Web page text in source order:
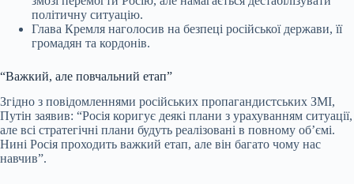
політичну ситуацію.
Глава Кремля наголосив на безпеці російської держави, її
громадян та кордонів.
“Важкий, але повчальний етап”
Згідно з повідомленнями російських пропагандистських ЗМІ,
Путін заявив: “Росія коригує деякі плани з урахуванням ситуації,
але всі стратегічні плани будуть реалізовані в повному об’ємі.
Нині Росія проходить важкий етап, але він багато чому нас
навчив”.